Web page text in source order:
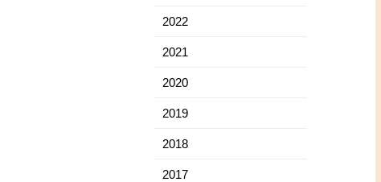
2022
2021
2020
2019
2018
2017